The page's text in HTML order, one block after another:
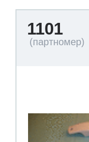
1101